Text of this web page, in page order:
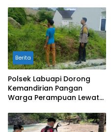
Berita
Polsek Labuapi Dorong
Kemandirian Pangan
Warga Perampuan Lewat
Rumah